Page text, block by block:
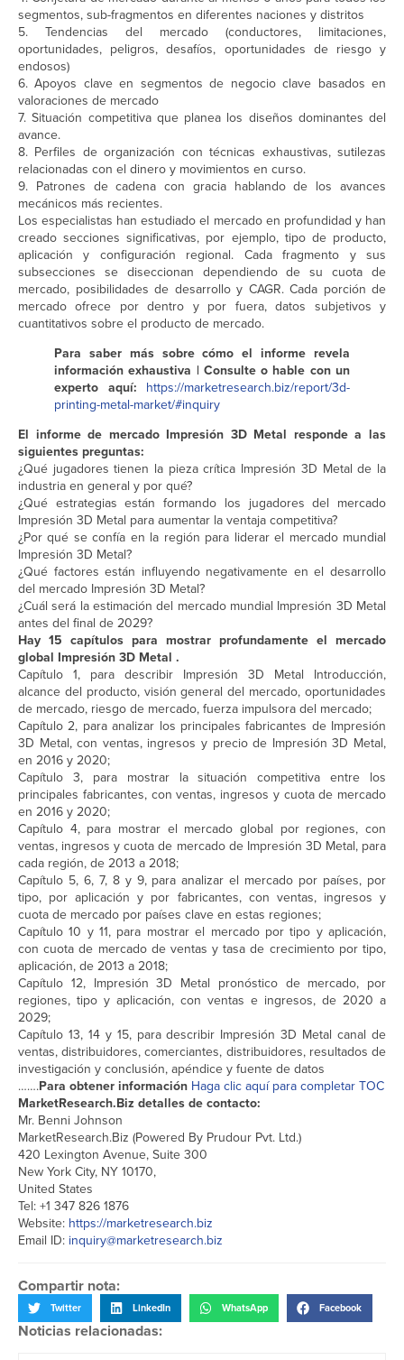
segmentos, sub-fragmentos en diferentes naciones y distritos
5. Tendencias del mercado (conductores, limitaciones,
oportunidades, peligros, desafíos, oportunidades de riesgo y
endosos)
6. Apoyos clave en segmentos de negocio clave basados en
valoraciones de mercado
7. Situación competitiva que planea los diseños dominantes del
avance.
8. Perfiles de organización con técnicas exhaustivas, sutilezas
relacionadas con el dinero y movimientos en curso.
9. Patrones de cadena con gracia hablando de los avances
mecánicos más recientes.
Los especialistas han estudiado el mercado en profundidad y han
creado secciones significativas, por ejemplo, tipo de producto,
aplicación y configuración regional. Cada fragmento y sus
subsecciones se diseccionan dependiendo de su cuota de
mercado, posibilidades de desarrollo y CAGR. Cada porción de
mercado ofrece por dentro y por fuera, datos subjetivos y
cuantitativos sobre el producto de mercado.
Para saber más sobre cómo el informe revela
información exhaustiva | Consulte o hable con un
experto aquí: https://marketresearch.biz/report/3d-
printing-metal-market/#inquiry
El informe de mercado Impresión 3D Metal responde a las
siguientes preguntas:
¿Qué jugadores tienen la pieza crítica Impresión 3D Metal de la
industria en general y por qué?
¿Qué estrategias están formando los jugadores del mercado
Impresión 3D Metal para aumentar la ventaja competitiva?
¿Por qué se confía en la región para liderar el mercado mundial
Impresión 3D Metal?
¿Qué factores están influyendo negativamente en el desarrollo
del mercado Impresión 3D Metal?
¿Cuál será la estimación del mercado mundial Impresión 3D Metal
antes del final de 2029?
Hay 15 capítulos para mostrar profundamente el mercado
global Impresión 3D Metal .
Capítulo 1, para describir Impresión 3D Metal Introducción,
alcance del producto, visión general del mercado, oportunidades
de mercado, riesgo de mercado, fuerza impulsora del mercado;
Capítulo 2, para analizar los principales fabricantes de Impresión
3D Metal, con ventas, ingresos y precio de Impresión 3D Metal,
en 2016 y 2020;
Capítulo 3, para mostrar la situación competitiva entre los
principales fabricantes, con ventas, ingresos y cuota de mercado
en 2016 y 2020;
Capítulo 4, para mostrar el mercado global por regiones, con
ventas, ingresos y cuota de mercado de Impresión 3D Metal, para
cada región, de 2013 a 2018;
Capítulo 5, 6, 7, 8 y 9, para analizar el mercado por países, por
tipo, por aplicación y por fabricantes, con ventas, ingresos y
cuota de mercado por países clave en estas regiones;
Capítulo 10 y 11, para mostrar el mercado por tipo y aplicación,
con cuota de mercado de ventas y tasa de crecimiento por tipo,
aplicación, de 2013 a 2018;
Capítulo 12, Impresión 3D Metal pronóstico de mercado, por
regiones, tipo y aplicación, con ventas e ingresos, de 2020 a
2029;
Capítulo 13, 14 y 15, para describir Impresión 3D Metal canal de
ventas, distribuidores, comerciantes, distribuidores, resultados de
investigación y conclusión, apéndice y fuente de datos
…….Para obtener información Haga clic aquí para completar TOC
MarketResearch.Biz detalles de contacto:
Mr. Benni Johnson
MarketResearch.Biz (Powered By Prudour Pvt. Ltd.)
420 Lexington Avenue, Suite 300
New York City, NY 10170,
United States
Tel: +1 347 826 1876
Website: https://marketresearch.biz
Email ID: inquiry@marketresearch.biz
Compartir nota:
Twitter LinkedIn WhatsApp Facebook
Noticias relacionadas: